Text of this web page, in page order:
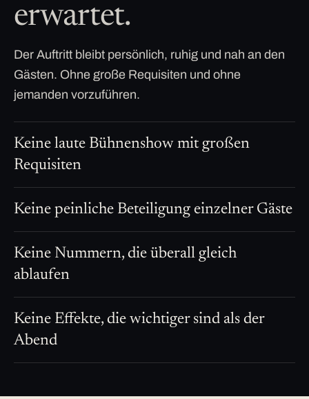
erwartet.
Der Auftritt bleibt persönlich, ruhig und nah an den
Gästen. Ohne große Requisiten und ohne
jemanden vorzuführen.
Keine laute Bühnenshow mit großen
Requisiten
Keine peinliche Beteiligung einzelner Gäste
Keine Nummern, die überall gleich
ablaufen
Keine Effekte, die wichtiger sind als der
Abend